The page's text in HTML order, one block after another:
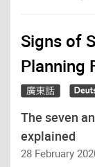
Signs of
Planning
The seven
explained
28 February